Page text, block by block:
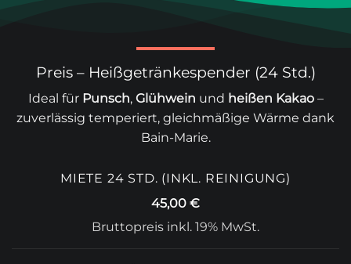
Preis – Heißgetränkespender (24 Std.)
Ideal für Punsch, Glühwein und heißen Kakao–
zuverlässig temperiert, gleichmäßige Wärme dank
Bain-Marie.
MIETE 24 STD. (INKL. REINIGUNG)
45,00 €
Bruttopreis inkl. 19% MwSt.